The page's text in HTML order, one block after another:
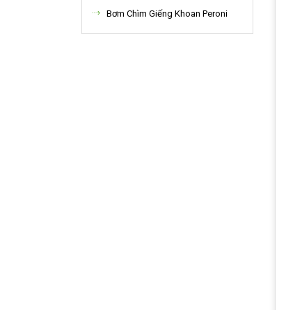
Bơm Chìm Giếng Khoan Peroni